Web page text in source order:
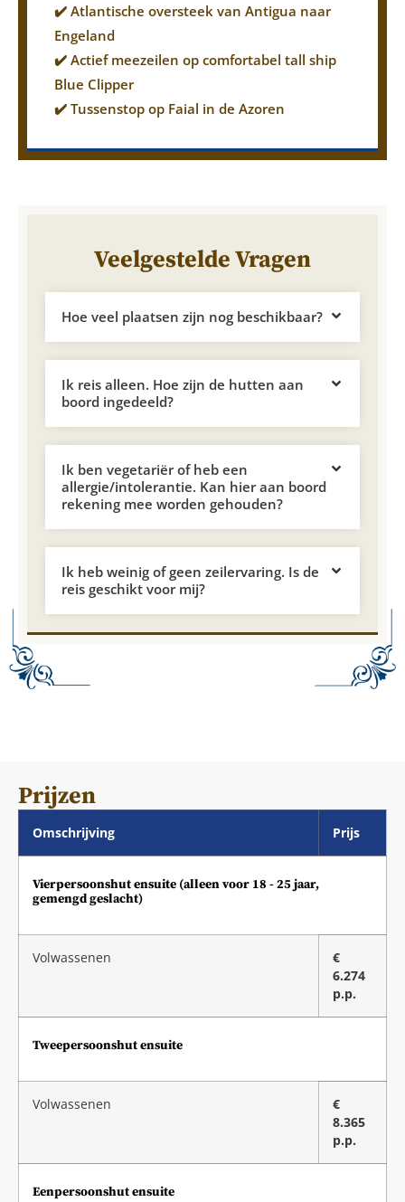
✔️ Atlantische oversteek van Antigua naar
Engeland
✔️ Actief meezeilen op comfortabel tall ship
Blue Clipper
✔️ Tussenstop op Faial in de Azoren
Veelgestelde Vragen
Hoe veel plaatsen zijn nog beschikbaar?
Ik reis alleen. Hoe zijn de hutten aan
boord ingedeeld?
Ik ben vegetariër of heb een
allergie/intolerantie. Kan hier aan boord
rekening mee worden gehouden?
Ik heb weinig of geen zeilervaring. Is de
reis geschikt voor mij?
Prijzen
Omschrijving Prijs
Vierpersoonshut ensuite (alleen voor 18 - 25 jaar,
gemengd geslacht)
Volwassenen
€
6.274
p.p.
Tweepersoonshut ensuite
Volwassenen
€
8.365
p.p.
Eenpersoonshut ensuite